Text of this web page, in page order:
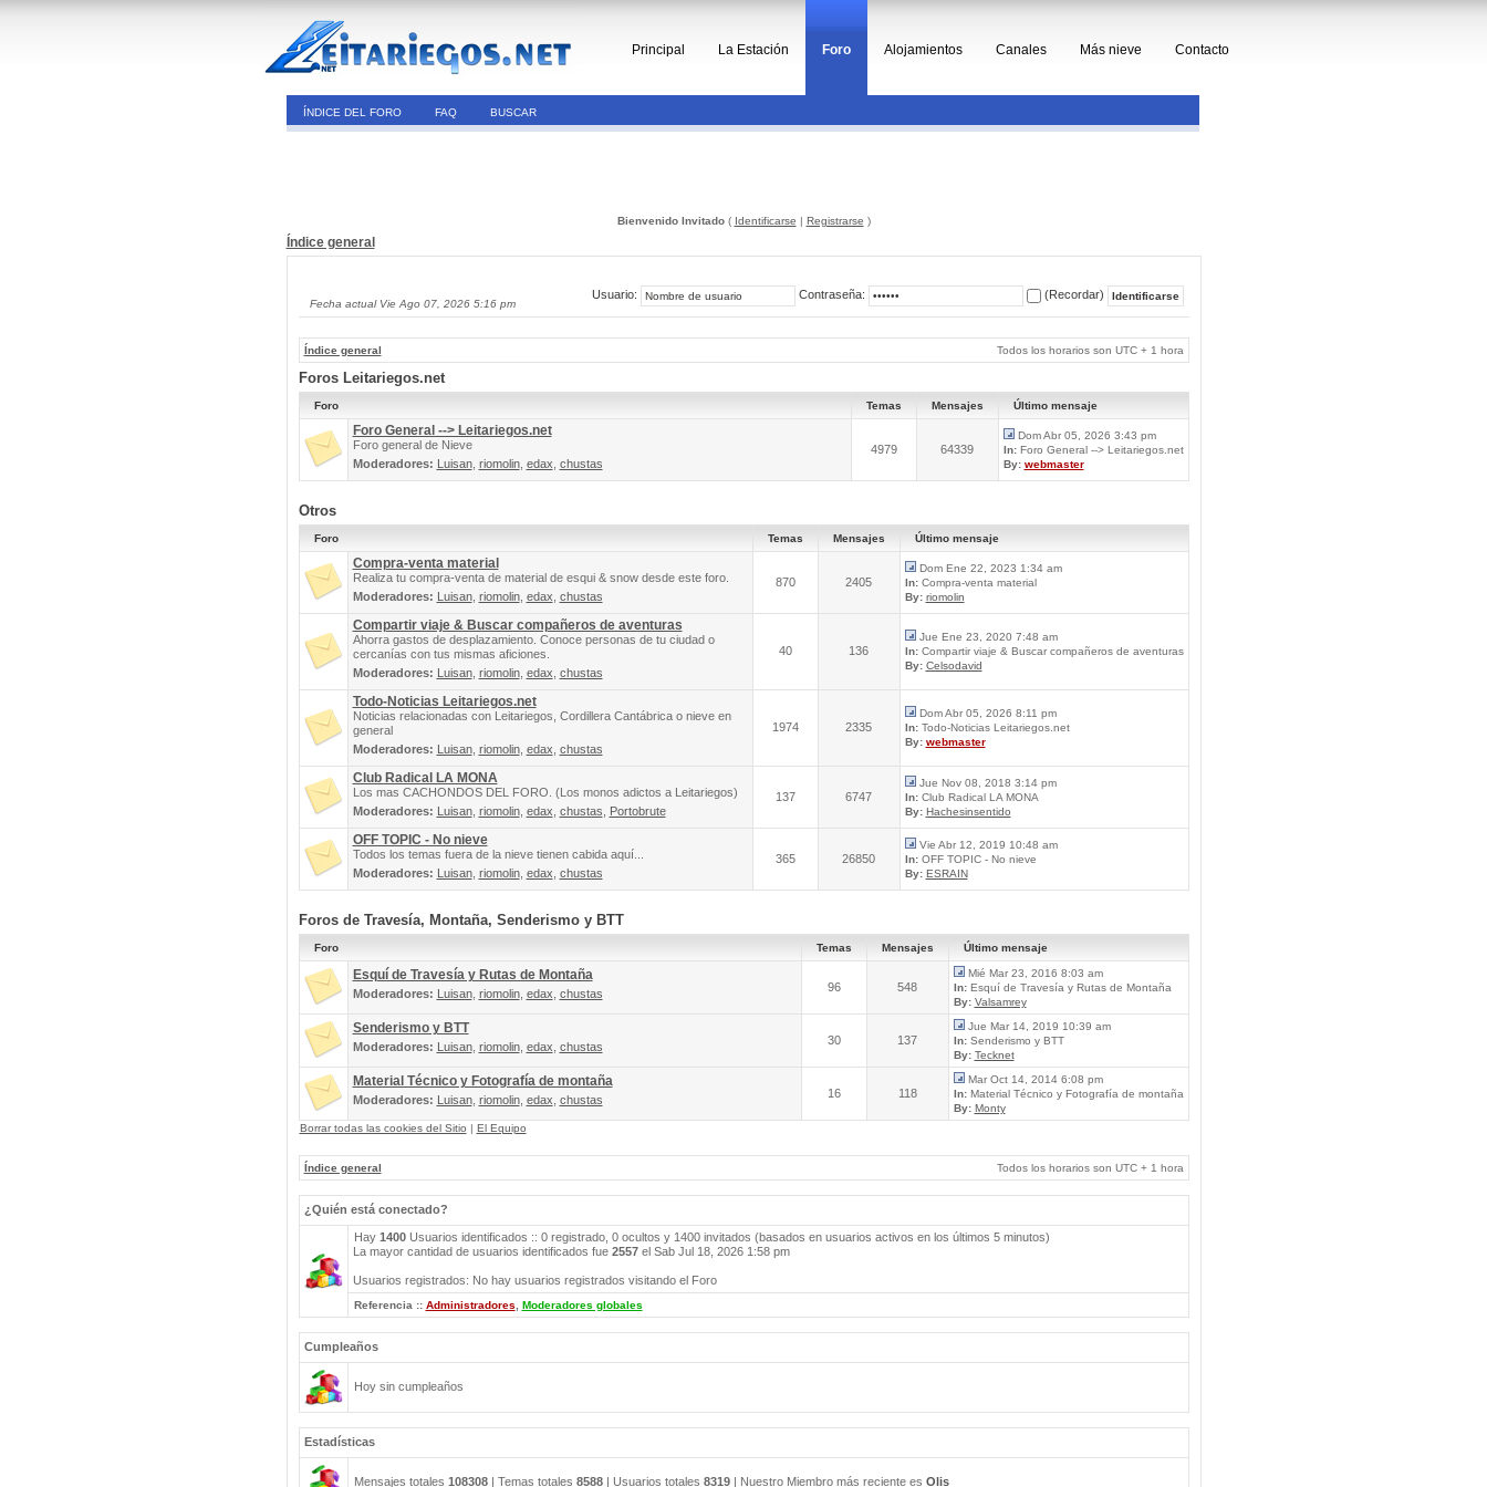
Principal La Estación Foro Alojamientos Canales Más nieve Contacto
ÍNDICE DEL FORO FAQ BUSCAR
Bienvenido Invitado( Identificarse | Registrarse )
Índice general
Fecha actual Vie Ago 07, 2026 5:16 pm
Usuario: Contraseña: (Recordar)
Índice general Todos los horarios son UTC + 1 hora
Foros Leitariegos.net
Foro Temas Mensajes Último mensaje
Foro General --> Leitariegos.net
Foro general de Nieve
Moderadores: Luisan, riomolin, edax chustas
4979 64339
Dom Abr 05, 2026 3:43 pm
In:Foro General --> Leitariegos.net
By: webmaster
Otros
Foro Temas Mensajes Último mensaje
Compra-venta material
Realiza tu compra-venta de material de esqui & snow desde este foro.
Moderadores: Luisan, riomolin, edax chustas
870 2405
Dom Ene 22, 2023 1:34 am
In:Compra-venta material
By: riomolin
Compartir viaje & Buscar compañeros de aventuras
Ahorra gastos de desplazamiento. Conoce personas de tu ciudad o
cercanías con tus mismas aficiones.
Moderadores: Luisan, riomolin, edax chustas
40 136
Jue Ene 23, 2020 7:48 am
In:Compartir viaje & Buscar compañeros de aventuras
By: Celsodavid
Todo-Noticias Leitariegos.net
Noticias relacionadas con Leitariegos, Cordillera Cantábrica o nieve en
general
Moderadores: Luisan, riomolin, edax chustas
1974 2335
Dom Abr 05, 2026 8:11 pm
In:Todo-Noticias Leitariegos.net
By: webmaster
Club Radical LA MONA
Los mas CACHONDOS DEL FORO. (Los monos adictos a Leitariegos)
Moderadores: Luisan, riomolin, edax chustas Portobrute
137 6747
Jue Nov 08, 2018 3:14 pm
In:Club Radical LA MONA
By: Hachesinsentido
OFF TOPIC - No nieve
Todos los temas fuera de la nieve tienen cabida aquí...
Moderadores: Luisan, riomolin, edax chustas
365 26850
Vie Abr 12, 2019 10:48 am
In:OFF TOPIC - No nieve
By: ESRAIN
Foros de Travesía, Montaña, Senderismo y BTT
Foro Temas Mensajes Último mensaje
Esquí de Travesía y Rutas de Montaña
Moderadores: Luisan, riomolin, edax chustas 96 548
Mié Mar 23, 2016 8:03 am
In:Esquí de Travesía y Rutas de Montaña
By: Valsamrey
Senderismo y BTT
Moderadores: Luisan, riomolin, edax chustas 30 137
Jue Mar 14, 2019 10:39 am
In:Senderismo y BTT
By: Tecknet
Material Técnico y Fotografía de montaña
Moderadores: Luisan, riomolin, edax chustas 16 118
Mar Oct 14, 2014 6:08 pm
In:Material Técnico y Fotografía de montaña
By: Monty
Borrar todas las cookies del Sitio | El Equipo
Índice general Todos los horarios son UTC + 1 hora
¿Quién está conectado?
Hay 1400Usuarios identificados :: 0 registrado, 0 ocultos y 1400 invitados (basados en usuarios activos en los últimos 5 minutos)
La mayor cantidad de usuarios identificados fue 2557el Sab Jul 18, 2026 1:58 pm
Usuarios registrados: No hay usuarios registrados visitando el Foro
Referencia :: Administradores Moderadores globales
Cumpleaños
Hoy sin cumpleaños
Estadísticas
Mensajes totales 108308| Temas totales 8588| Usuarios totales 8319| Nuestro Miembro más reciente es Olis